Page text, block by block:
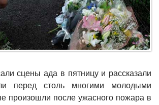
сцены ада в пятницу и рассказали
перед столь многими молодыми
произошли после ужасного пожара в